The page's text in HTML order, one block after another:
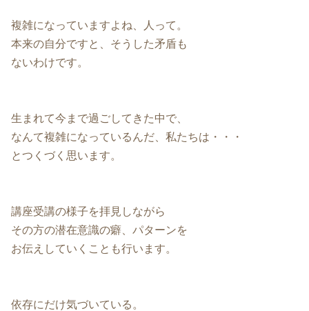
複雑になっていますよね、人って。
本来の自分ですと、そうした矛盾も
ないわけです。
生まれて今まで過ごしてきた中で、
なんて複雑になっているんだ、私たちは・・・
とつくづく思います。
講座受講の様子を拝見しながら
その方の潜在意識の癖、パターンを
お伝えしていくことも行います。
依存にだけ気づいている。